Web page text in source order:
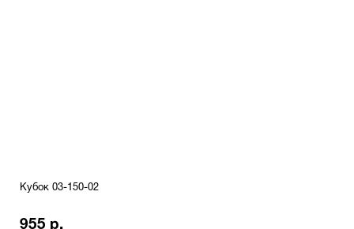
Кубок 03-150-02
955 р.